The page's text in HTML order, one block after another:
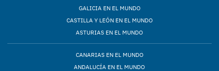
GALICIA EN EL MUNDO
CASTILLA Y LEÓN EN EL MUNDO
ASTURIAS EN EL MUNDO
CANARIAS EN EL MUNDO
ANDALUCÍA EN EL MUNDO